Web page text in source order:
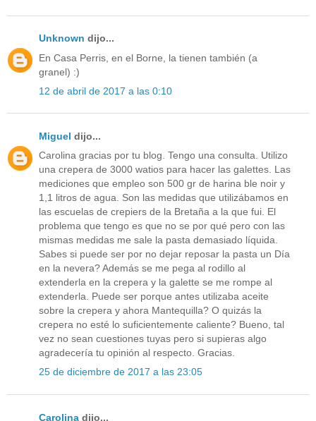
Unknown dijo...
En Casa Perris, en el Borne, la tienen también (a
granel) :)
12 de abril de 2017 a las 0:10
Miguel dijo...
Carolina gracias por tu blog. Tengo una consulta. Utilizo
una crepera de 3000 watios para hacer las galettes. Las
mediciones que empleo son 500 gr de harina ble noir y
1,1 litros de agua. Son las medidas que utilizábamos en
las escuelas de crepiers de la Bretaña a la que fui. El
problema que tengo es que no se por qué pero con las
mismas medidas me sale la pasta demasiado líquida.
Sabes si puede ser por no dejar reposar la pasta un Día
en la nevera? Además se me pega al rodillo al
extenderla en la crepera y la galette se me rompe al
extenderla. Puede ser porque antes utilizaba aceite
sobre la crepera y ahora Mantequilla? O quizás la
crepera no esté lo suficientemente caliente? Bueno, tal
vez no sean cuestiones tuyas pero si supieras algo
agradecería tu opinión al respecto. Gracias.
25 de diciembre de 2017 a las 23:05
Carolina dijo...